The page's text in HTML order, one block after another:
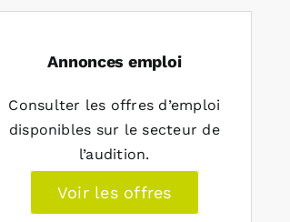
Annonces emploi
Consulter les offres d’emploi
disponibles sur le secteur de
l’audition.
Voir les offres